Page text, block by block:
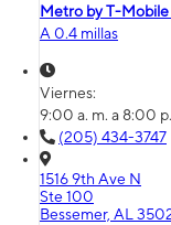
Metro by T-Mobile
A 0.4 millas
Viernes:
9:00 a. m. a 8:00
(205) 434-3747
1516 9th Ave N
Ste 100
Bessemer, AL